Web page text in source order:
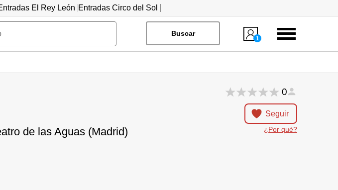
El Rey León Entradas Circo del Sol
Buscar
1
Menú
de las Aguas (Madrid)
0
Seguir
¿Por qué?